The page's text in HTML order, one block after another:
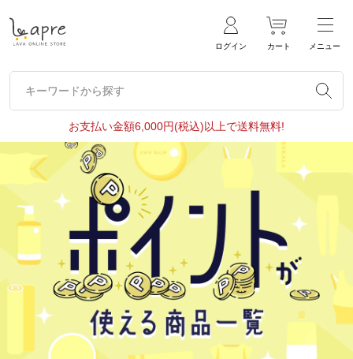
ログイン カート メニュー
キーワードから探す
キーワードから探す
お支払い金額6,000円(税込)以上で送料無料!